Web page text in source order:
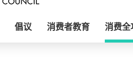
倡议 消费者教育 消费全